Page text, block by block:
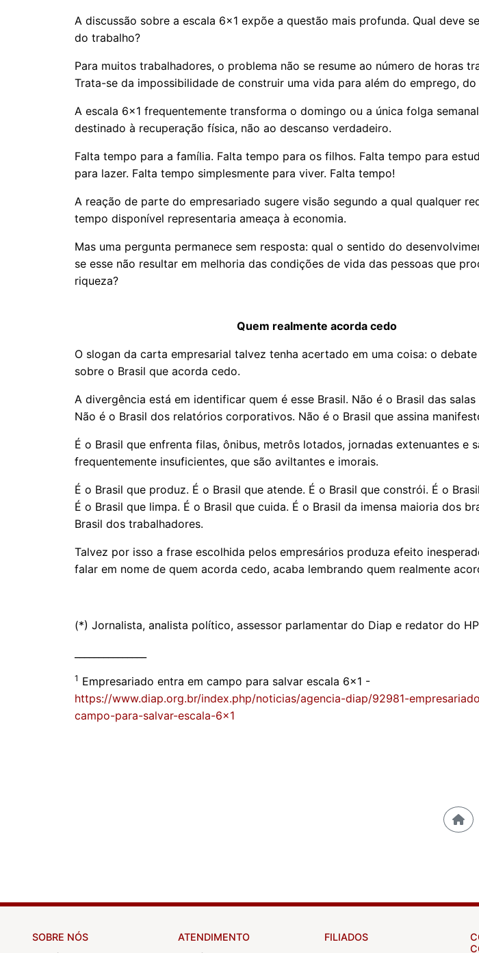
A discussão sobre a escala 6x1 expõe a questão mais profunda. Qual deve
do trabalho?
Para muitos trabalhadores, o problema não se resume ao número de horas
Trata-se da impossibilidade de construir uma vida para além do emprego,
A escala 6x1 frequentemente transforma o domingo ou a única folga
destinado à recuperação física, não ao descanso verdadeiro.
Falta tempo para a família. Falta tempo para os filhos. Falta tempo para
para lazer. Falta tempo simplesmente para viver. Falta tempo!
A reação de parte do empresariado sugere visão segundo a qual qualquer
tempo disponível representaria ameaça à economia.
Mas uma pergunta permanece sem resposta: qual o sentido do
se esse não resultar em melhoria das condições de vida das pessoas que
riqueza?
Quem realmente acorda cedo
O slogan da carta empresarial talvez tenha acertado em uma coisa: o debate
sobre o Brasil que acorda cedo.
A divergência está em identificar quem é esse Brasil. Não é o Brasil das salas
Não é o Brasil dos relatórios corporativos. Não é o Brasil que assina
É o Brasil que enfrenta filas, ônibus, metrôs lotados, jornadas extenuantes e
frequentemente insuficientes, que são aviltantes e imorais.
É o Brasil que produz. É o Brasil que atende. É o Brasil que constrói. É o
É o Brasil que limpa. É o Brasil que cuida. É o Brasil da imensa maioria dos
Brasil dos trabalhadores.
Talvez por isso a frase escolhida pelos empresários produza efeito
falar em nome de quem acorda cedo, acaba lembrando quem realmente
(*) Jornalista, analista político, assessor parlamentar do Diap e redator do HP
1 Empresariado entra em campo para salvar escala 6x1 -
https://www.diap.org.br/index.php/noticias/agencia-diap/92981-
campo-para-salvar-escala-6x1
SOBRE NÓS
ATENDIMENTO
FILIADOS